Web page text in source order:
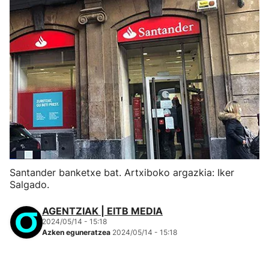
Santander banketxe bat. Artxiboko argazkia: Iker
Salgado.
AGENTZIAK | EITB MEDIA
2024/05/14 - 15:18
Azken eguneratzea 2024/05/14 - 15:18